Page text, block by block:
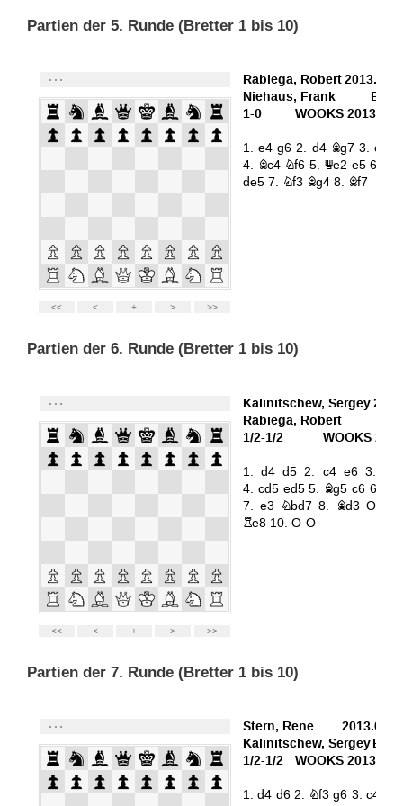
Partien der 5. Runde (Bretter 1 bis 10)
Partien der 6. Runde (Bretter 1 bis 10)
Partien der 7. Runde (Bretter 1 bis 10)